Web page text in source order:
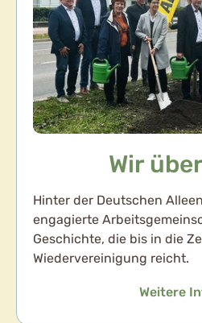
Wir
Hinter der Deutschen
engagierte
Geschichte, die bis in die
Wiedervereinigung reicht.
Weitere